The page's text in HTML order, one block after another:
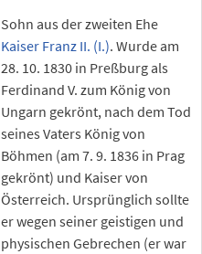
Sohn aus der zweiten Ehe
Kaiser Franz II. (I.). Wurde am
28. 10. 1830 in Preßburg als
Ferdinand V. zum König von
Ungarn gekrönt, nach dem Tod
seines Vaters König von
Böhmen (am 7. 9. 1836 in Prag
gekrönt) und Kaiser von
Österreich. Ursprünglich sollte
er wegen seiner geistigen und
physischen Gebrechen (er war